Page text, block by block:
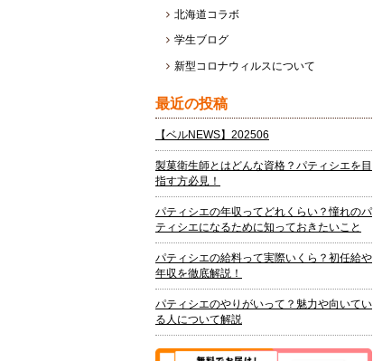
北海道コラボ
学生ブログ
新型コロナウィルスについて
最近の投稿
【ベルNEWS】202506
製菓衛生師とはどんな資格？パティシエを目
指す方必見！
パティシエの年収ってどれくらい？憧れのパ
ティシエになるために知っておきたいこと
パティシエの給料って実際いくら？初任給や
年収を徹底解説！
パティシエのやりがいって？魅力や向いてい
る人について解説